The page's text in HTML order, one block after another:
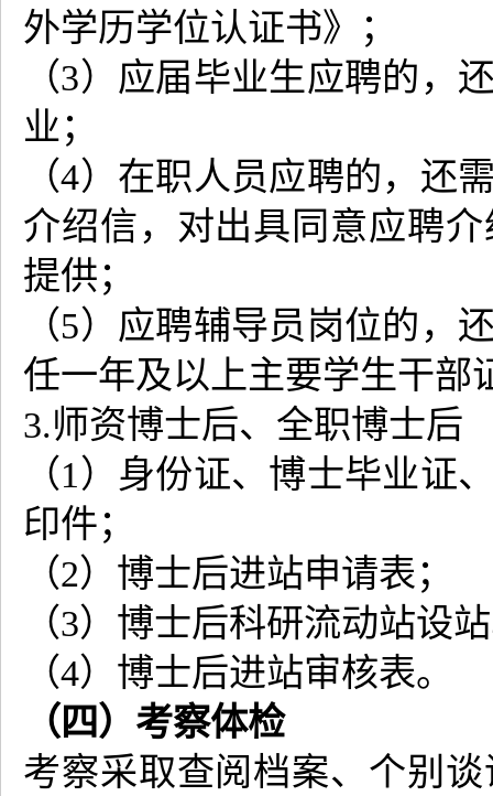
外学历学位认证书》；
（3）应届毕业生应聘的，
业；
（4）在职人员应聘的，还
介绍信，对出具同意应聘
提供；
（5）应聘辅导员岗位的，
任一年及以上主要学生干部
3.师资博士后、全职博士后
（1）身份证、博士毕业证
印件；
（2）博士后进站申请表；
（3）博士后科研流动站设
（4）博士后进站审核表。
（四）考察体检
考察采取查阅档案、个别